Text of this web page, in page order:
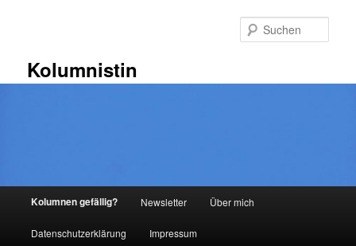
Kolumnistin
HauptmenüKolumnen gefällig? Newsletter Über mich
Datenschutzerklärung Impressum